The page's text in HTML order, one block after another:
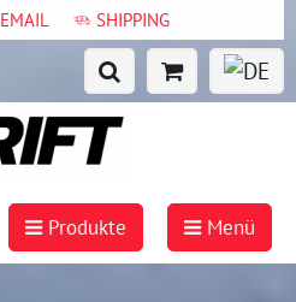
EMAIL SHIPPING
Produkte Menü